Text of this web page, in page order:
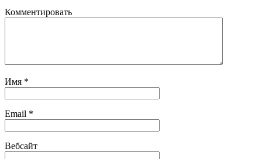
Комментировать
Имя *
Email *
Вебсайт